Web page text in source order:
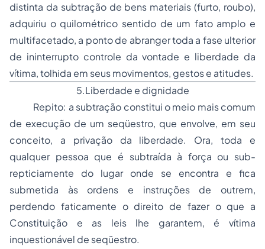
distinta da subtração de bens materiais (furto, roubo),
adquiriu o quilométrico sentido de um fato amplo e
multifacetado, a ponto de abranger toda a fase ulterior
de ininterrupto controle da vontade e liberdade da
vítima, tolhida em seus movimentos, gestos e atitudes.
5.Liberdade e dignidade
Repito: a subtração constitui o meio mais comum
de execução de um seqüestro, que envolve, em seu
conceito, a privação da liberdade. Ora, toda e
qualquer pessoa que é subtraída à força ou sub-
repticiamente do lugar onde se encontra e fica
submetida às ordens e instruções de outrem,
perdendo faticamente o direito de fazer o que a
Constituição e as leis lhe garantem, é vítima
inquestionável de seqüestro.